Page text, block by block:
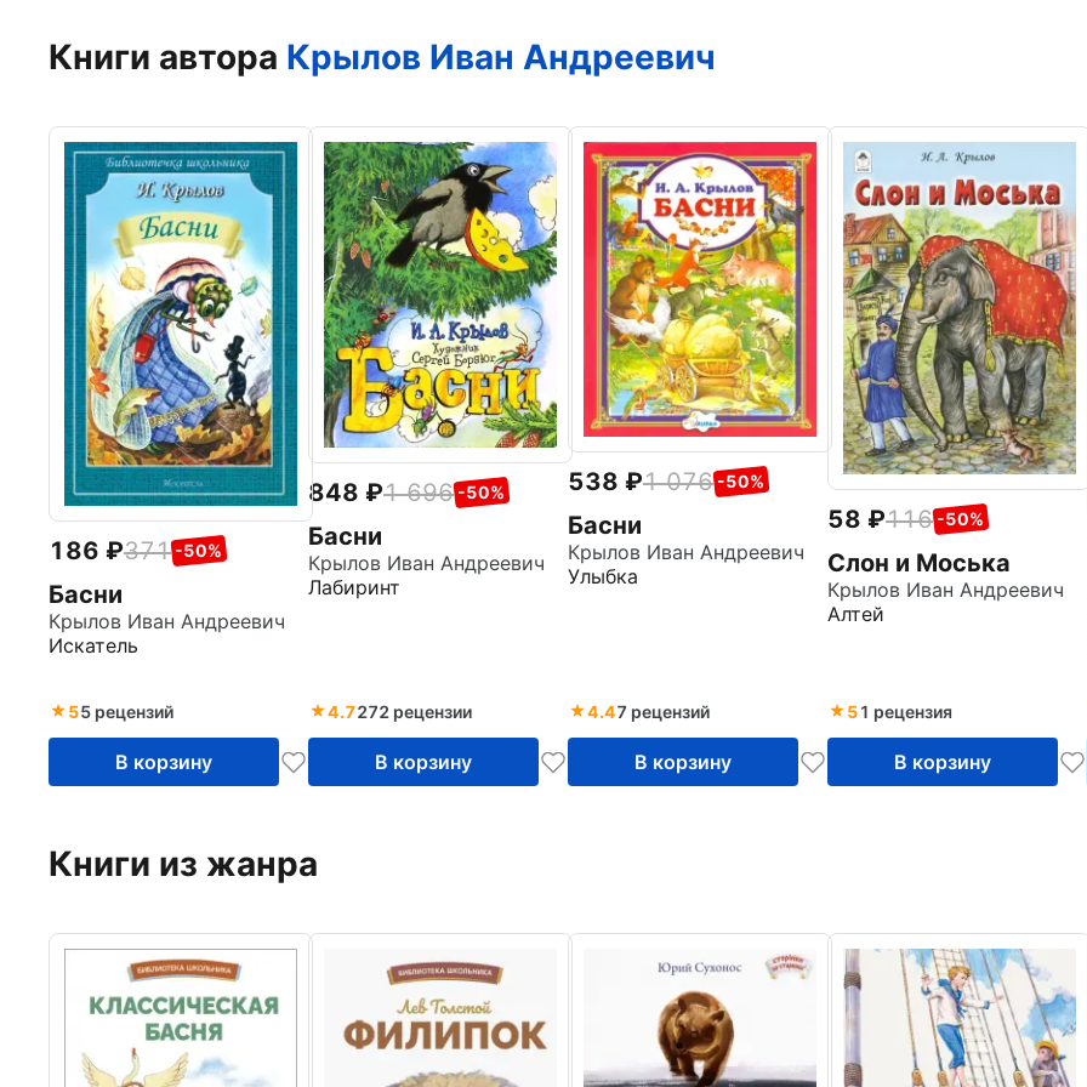
Книги автора Крылов Иван Андреевич
186 371 -50%
Басни
Крылов Иван Андреевич
Искатель
55 рецензий
В корзину
848 1 696 -50%
Басни
Крылов Иван Андреевич
Лабиринт
4.7272 рецензии
В корзину
538 1 076 -50%
Басни
Крылов Иван Андреевич
Улыбка
4.47 рецензий
В корзину
58 116 -50%
Слон и Моська
Крылов Иван Андреевич
Алтей
51 рецензия
В корзину
Книги из жанра